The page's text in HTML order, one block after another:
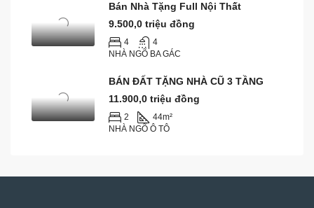
Bán Nhà Tặng Full Nội Thất
9.500,0 triệu đồng
4
4
NHÀ NGÕ BA GÁC
BÁN ĐẤT TẶNG NHÀ CŨ 3 TẦNG
11.900,0 triệu đồng
2 44m²
NHÀ NGÕ Ô TÔ